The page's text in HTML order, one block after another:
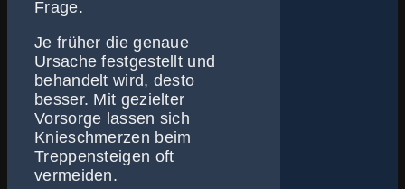
Frage.
Je früher die genaue
Ursache festgestellt und
behandelt wird, desto
besser. Mit gezielter
Vorsorge lassen sich
Knieschmerzen beim
Treppensteigen oft
vermeiden.